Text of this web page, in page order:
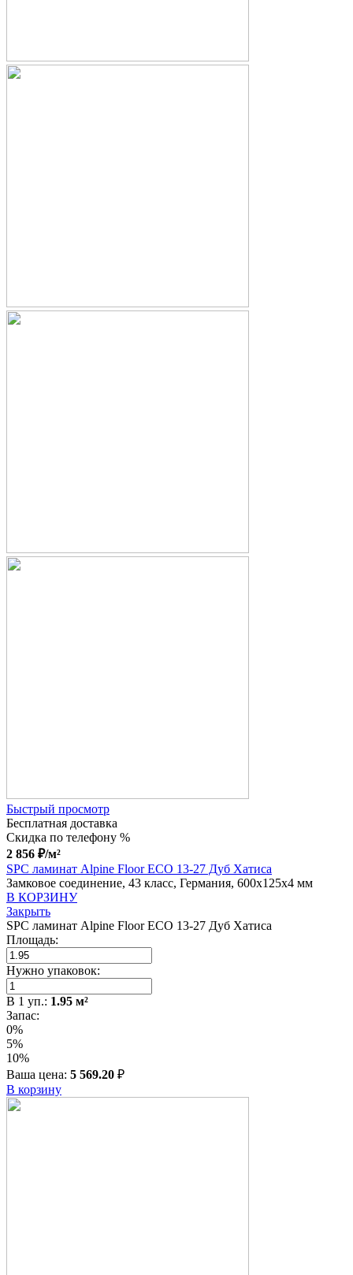
Быстрый просмотр
Бесплатная доставка
Скидка по телефону %
2 856 ₽/м²
SPC ламинат Alpine Floor ЕСО 13-27 Дуб Хатиса
Замковое соединение, 43 класс, Германия, 600x125x4 мм
В КОРЗИНУ
Закрыть
SPC ламинат Alpine Floor ЕСО 13-27 Дуб Хатиса
Площадь:
Нужно упаковок:
В 1 уп.: 1.95 м²
Запас:
0%
5%
10%
Ваша цена: 5 569.20 ₽
В корзину